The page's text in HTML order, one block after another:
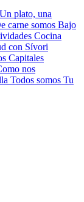
Un plato, una
carne somos Bajo
Cocina
con Sívori
Capitales
nos
Todos somos Tu